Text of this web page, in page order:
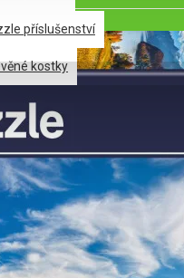
příslušenství
kostky